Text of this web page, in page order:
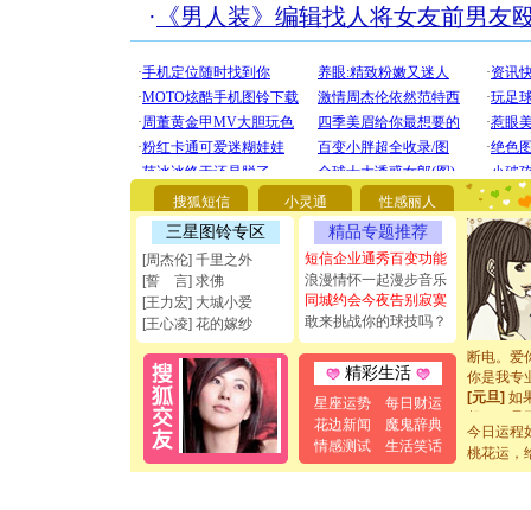
· 《男人装》编辑找人将女友前男友
搜狐短信 小灵通 性感丽人
三星图铃专区
[周杰伦] 千里之外
[誓 言] 求佛
[王力宏] 大城小爱
[王心凌] 花的嫁纱
精品专题推荐
短信企业通秀百变功能
浪漫情怀一起漫步音乐
同城约会今夜告别寂寞
敢来挑战你的球技吗？
精彩生活
星座运势
每日财运
花边新闻
魔鬼辞典
情感测试
生活笑话
[圣诞节]
你太多，
要平安！
[圣诞节]
能正大光
都要快乐
[圣诞节]
如意,快
[元旦]看
断电。爱
你是我专
[元旦]如
起；二是
离。水晶
[元旦]当
泣，这痛
今日运程
桃花运，